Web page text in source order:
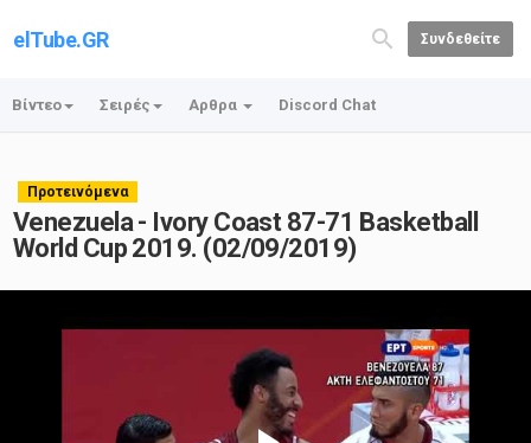
elTube.GR Συνδεθείτε
Βίντεο Σειρές Αρθρα Discord Chat
Προτεινόμενα
Venezuela - Ivory Coast 87-71 Basketball
World Cup 2019. (02/09/2019)